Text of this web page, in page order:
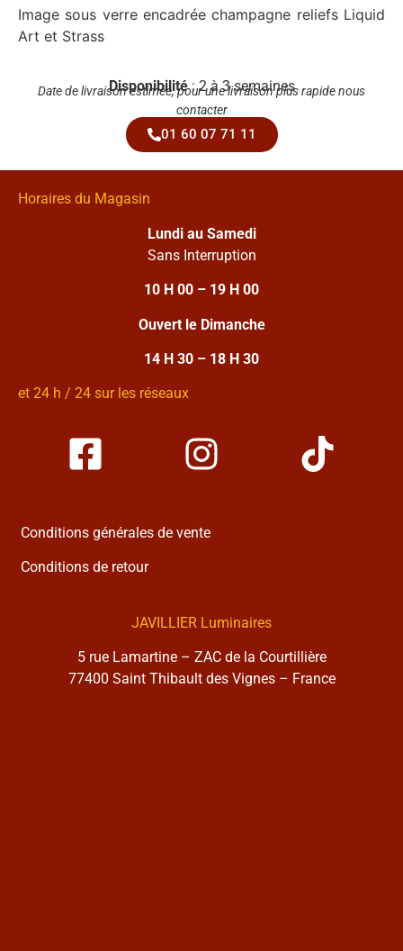
Image sous verre encadrée champagne reliefs Liquid
Art et Strass
Disponibilité: 2 à 3 semaines
Date de livraison estimée, pour une livraison plus rapide nous
contacter
01 60 07 71 11
Horaires du Magasin
Lundi au Samedi
Sans Interruption
10 H 00 – 19 H 00
Ouvert le Dimanche
14 H 30 – 18 H 30
et 24 h / 24 sur les réseaux
Conditions générales de vente
Conditions de retour
JAVILLIER Luminaires
5 rue Lamartine – ZAC de la Courtillière
77400 Saint Thibault des Vignes – France